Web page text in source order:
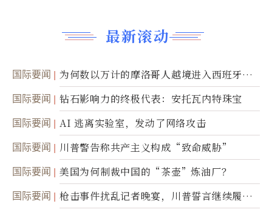
最新滚动
国际要闻
为何数以万计的摩洛哥人越境进入西班牙休
达
国际要闻 钻石影响力的终极代表：安托瓦内特珠宝
国际要闻 AI 逃离实验室，发动了网络攻击
国际要闻 川普警告称共产主义构成“致命威胁”
国际要闻 美国为何制裁中国的“茶壶”炼油厂？
国际要闻
枪击事件扰乱记者晚宴，川普誓言继续履行